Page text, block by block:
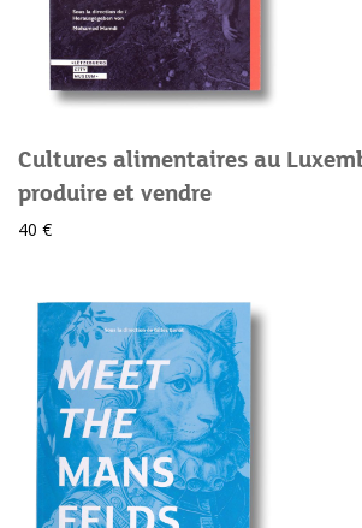
Cultures alimentaires au
produire et vendre
40 €